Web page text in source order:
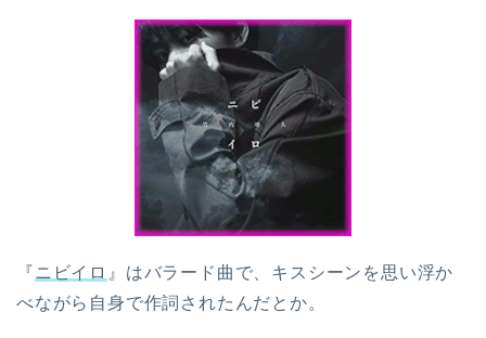
『ニビイロ 』はバラード曲で、キスシーンを思い浮か
べながら 自身で作詞されたんだとか。